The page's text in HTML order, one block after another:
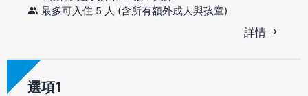
最多可入住 5 人 (含所有額外成人與孩童)
詳情
選項